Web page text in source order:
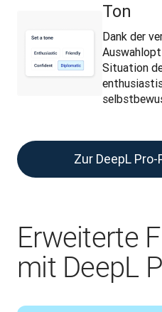
Ton
Dank der
Situation
Zur DeepL
Erweiterte
mit DeepL